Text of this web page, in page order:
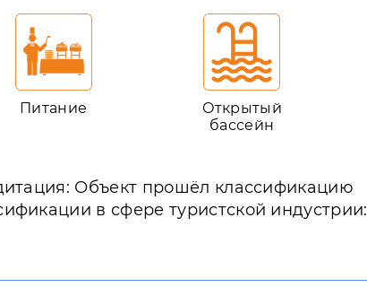
Питание
Открытый
бассейн
Объект прошёл классификацию
в сфере туристской индустрии: